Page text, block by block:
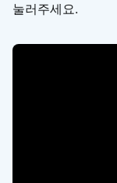
눌러주세요.